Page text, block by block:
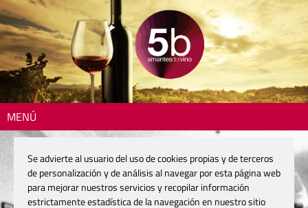
MENÚ
Se advierte al usuario del uso de cookies propias y de terceros
de personalización y de análisis al navegar por esta página web
para mejorar nuestros servicios y recopilar información
estrictamente estadística de la navegación en nuestro sitio